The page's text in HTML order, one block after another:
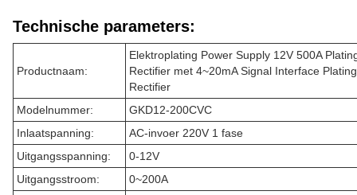
Technische parameters:
Productnaam:
Elektroplating Power Supply 12V 500A
Rectifier met 4~20mA Signal Interface Plating
Rectifier
Modelnummer:
GKD12-200CVC
Inlaatspanning:
AC-invoer 220V 1 fase
Uitgangsspanning:
0-12V
Uitgangsstroom:
0~200A